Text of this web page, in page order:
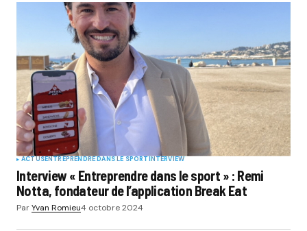
ACTUSENTREPRENDRE DANS LE SPORTINTERVIEW
Interview « Entreprendre dans le sport » : Remi
Notta, fondateur de l’application Break Eat
ParYvan Romieu4 octobre 2024